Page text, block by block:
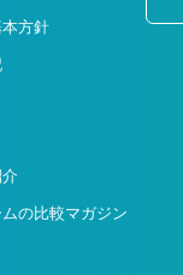
方針
の比較マガジン